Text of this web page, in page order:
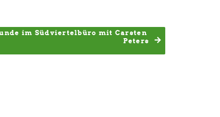
im Südviertelbüro mit Carsten
Peters